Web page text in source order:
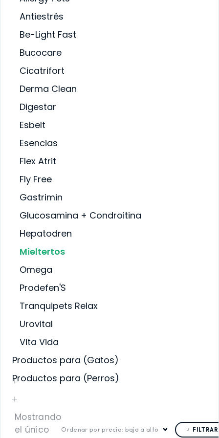
DIGESTIVA
INTERNA
Antiestrés
Be-Light Fast
Bucocare
Cicatrifort
Derma Clean
Digestar
Esbelt
Esencias
Flex Atrit
Fly Free
Gastrimin
Glucosamina + Condroitina
Hepatodren
Mieltertos
Omega
Prodefen'S
Tranquipets Relax
Urovital
Vita Vida
Productos para (Gatos)
Productos para (Perros)
Mostrando
el único
Ordenar por precio: bajo a alto FILTRAR